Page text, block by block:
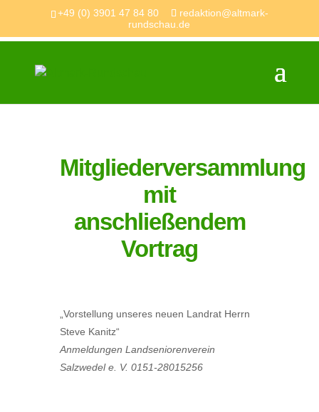
+49 (0) 3901 47 84 80
redaktion@altmark-
rundschau.de
Mitgliederversammlung
mit
anschließendem
Vortrag
„Vorstellung unseres neuen Landrat Herrn
Steve Kanitz“
Anmeldungen Landseniorenverein
Salzwedel e. V. 0151-28015256